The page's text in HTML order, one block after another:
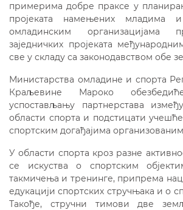
примерима добре праксе у
пројеката намењених младима
омладинским организацијама
заједничких пројеката
све у складу са законодавством обе
Министарства омладине и спорта
Краљевине Мароко
успостављању партнерстава
области спорта и подстицати
спортским догађајима
У области спорта кроз разне
се искуства о спортским
такмичења и тренинге, припрема
едукацији спортских стручњака и о
Такође, стручни тимови две